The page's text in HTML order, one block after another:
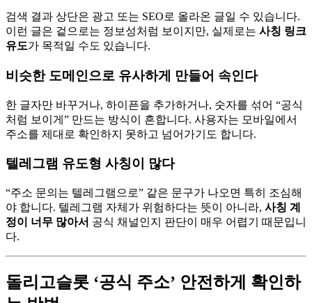
검색 결과 상단은 광고 또는 SEO로 올라온 글일 수 있습니다.
이런 글은 겉으로는 정보성처럼 보이지만, 실제로는 사칭 링크
유도가 목적일 수도 있습니다.
비슷한 도메인으로 유사하게 만들어 속인다
한 글자만 바꾸거나, 하이픈을 추가하거나, 숫자를 섞어 “공식
처럼 보이게” 만드는 방식이 흔합니다. 사용자는 모바일에서
주소를 제대로 확인하지 못하고 넘어가기도 합니다.
텔레그램 유도형 사칭이 많다
“주소 문의는 텔레그램으로” 같은 문구가 나오면 특히 조심해
야 합니다. 텔레그램 자체가 위험하다는 뜻이 아니라, 사칭 계
정이 너무 많아서 공식 채널인지 판단이 매우 어렵기 때문입니
다.
돌리고슬롯 ‘공식 주소’ 안전하게 확인하